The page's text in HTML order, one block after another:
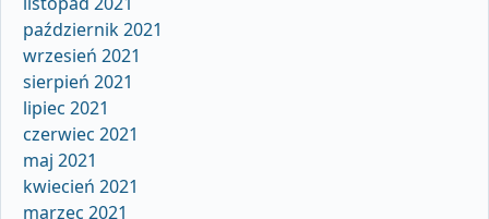
październik 2021
wrzesień 2021
sierpień 2021
lipiec 2021
czerwiec 2021
maj 2021
kwiecień 2021
marzec 2021